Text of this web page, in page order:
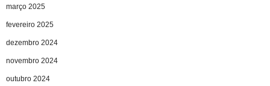
março 2025
fevereiro 2025
dezembro 2024
novembro 2024
outubro 2024